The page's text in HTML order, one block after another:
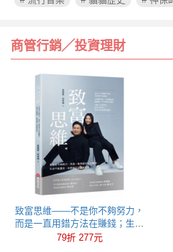
商管行銷╱投資理財
致富思維——不是你不夠努力，
而是一直用錯方法在賺錢；生命
不能重來，但思維可以重新彩
79折 277元